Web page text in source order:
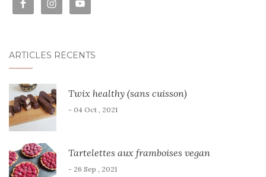
ARTICLES RÉCENTS
Twix healthy (sans cuisson)
- 04 Oct , 2021
Tartelettes aux framboises vegan
- 26 Sep , 2021